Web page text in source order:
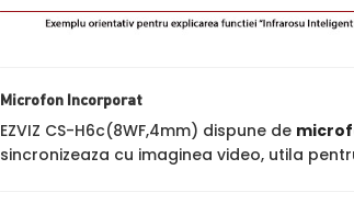
Microfon Incorporat
EZVIZ CS-H6c(8WF,4mm) dispune de
sincronizeaza cu imaginea video, utila